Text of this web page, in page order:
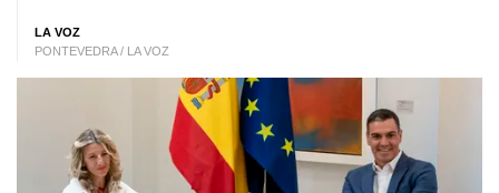
LA VOZ
PONTEVEDRA / LA VOZ